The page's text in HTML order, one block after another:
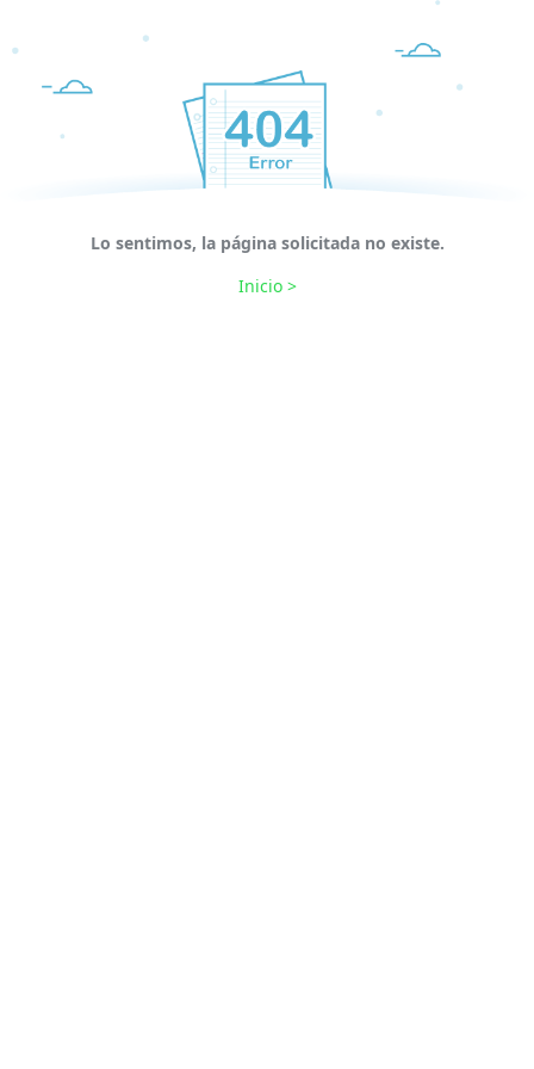
Lo sentimos, la página solicitada no existe.
Inicio >